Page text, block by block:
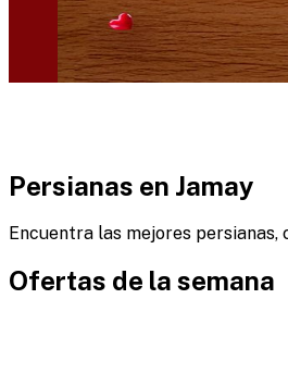
Persianas en Jamay
Encuentra las mejores
Ofertas de la semana